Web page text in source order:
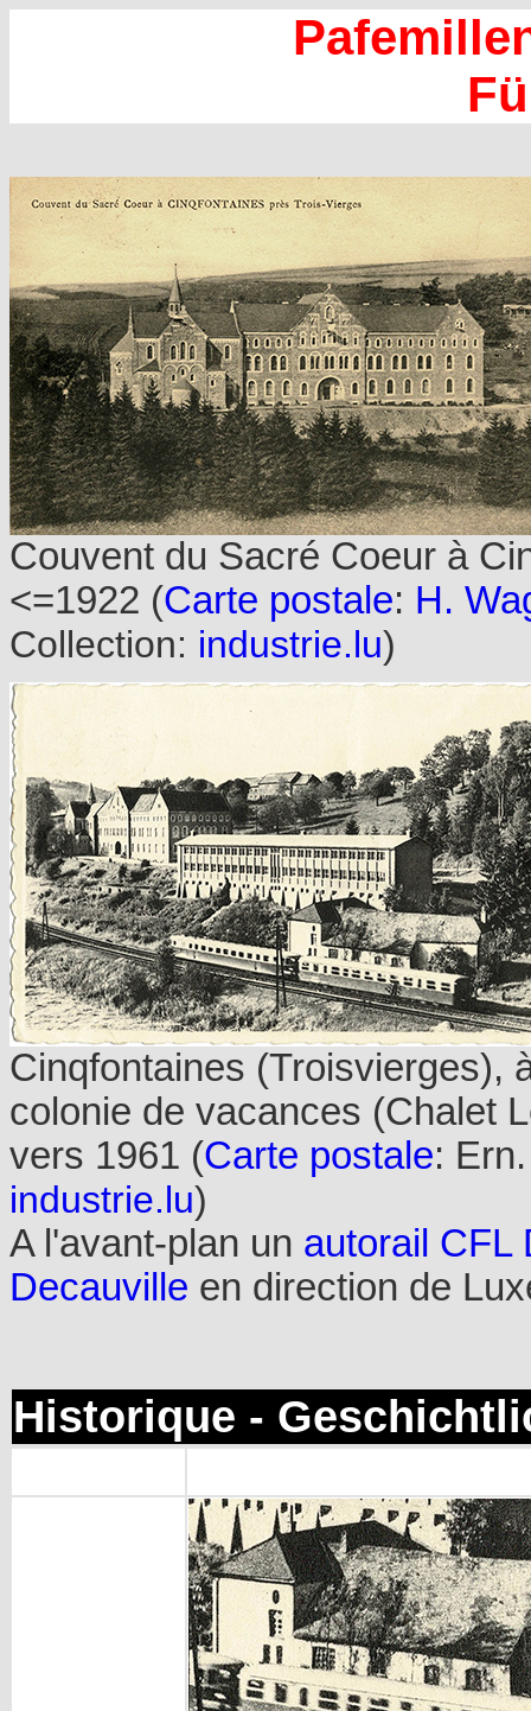
Couvent du Sacré Coeur à
<=1922 (Carte postale: H.
Collection: industrie.lu)
Cinqfontaines (Troisvierges),
colonie de vacances (Chalet
vers 1961 (Carte postale:
industrie.lu)
A l'avant-plan un autorail CFL
Decauville en direction de
Historique -